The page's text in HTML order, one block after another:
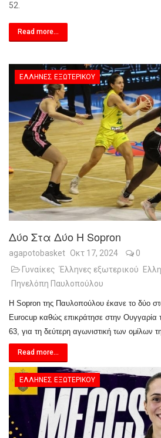
52.
Read more...
ΈΛΛΗΝΕΣ ΕΞΩΤΕΡΙΚΟΎ
Δύο Στα Δύο Η Sopron
agapotobasket Οκτ 17, 2024
0
Γυναίκες Έλληνες εξωτερικού
Πηνελόπη Παυλοπούλου
Η Sopron της Παυλοπούλου έκανε το δύο
Eurocup καθώς επικράτησε στην Ουγγαρία
63, για τη δεύτερη αγωνιστική των ομίλων
Read more...
ΈΛΛΗΝΕΣ ΕΞΩΤΕΡΙΚΟΎ